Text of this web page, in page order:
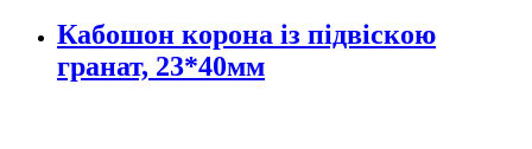
Кабошон корона із підвіскою
гранат, 23*40мм